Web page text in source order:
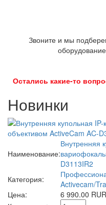
Звоните и мы
Остались какие-то
Новинки
Наименование:
Внутренняя
D3113IR2
Категория:
Activecam/
Цена:
6 990.00 RUR